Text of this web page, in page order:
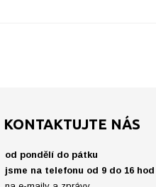
KONTAKTUJTE NÁS
od pondělí do pátku
jsme na telefonu od 9 do 16 hod